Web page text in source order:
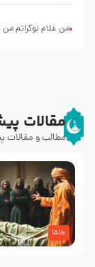
مقالات
مطالب و مقالات
خلفا